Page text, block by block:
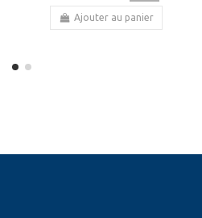
Ajouter au panier